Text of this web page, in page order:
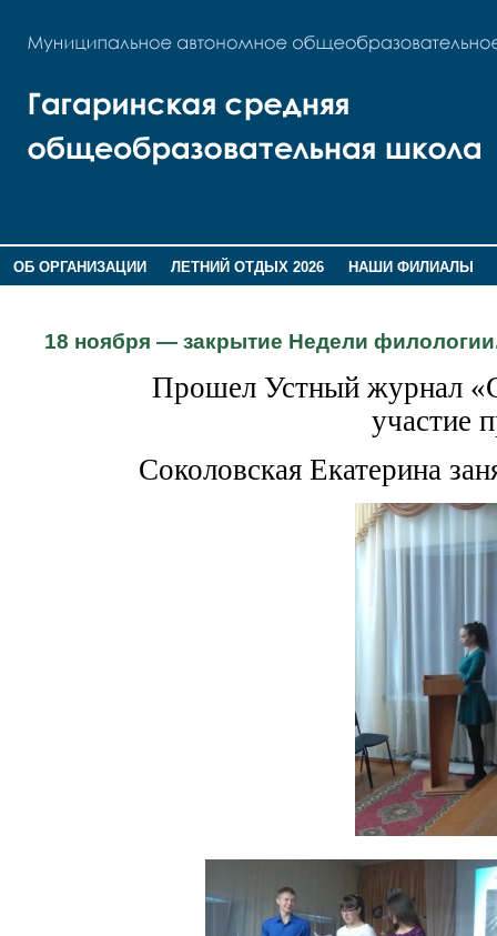
ОБ ОРГАНИЗАЦИИ ЛЕТНИЙ ОТДЫХ 2026
НАШИ ФИЛИАЛЫ
18 ноября — закрытие Недели
Прошел Устный журнал
участие
Соколовская Екатерина